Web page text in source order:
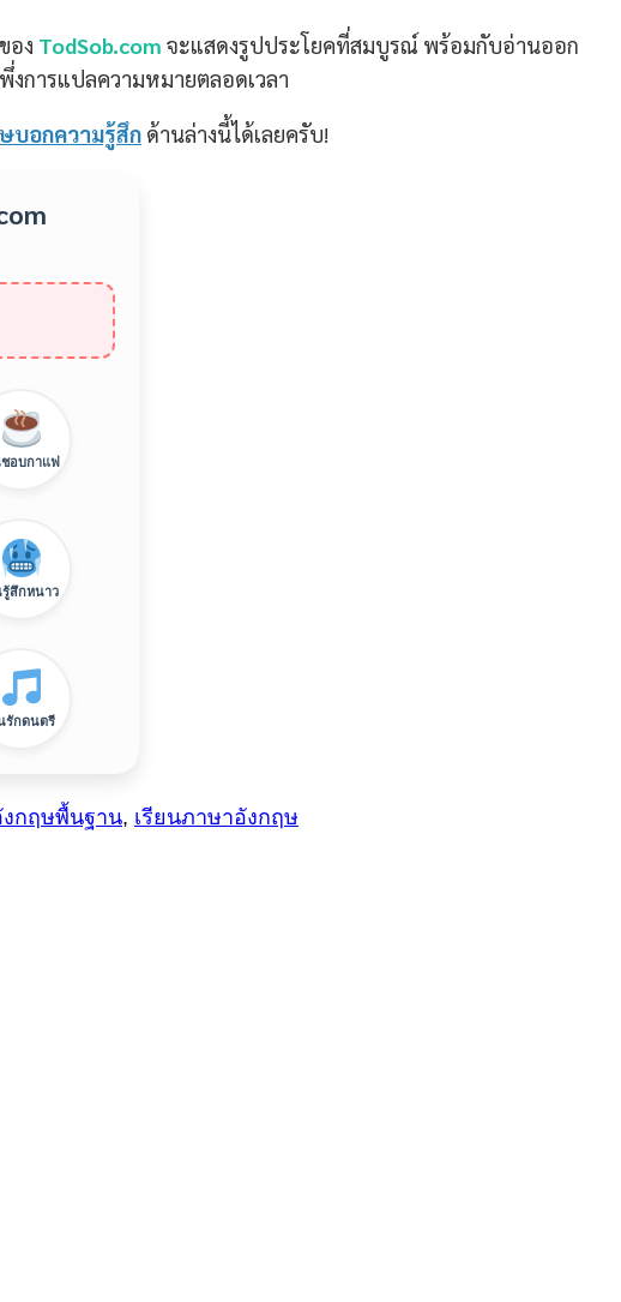
อง TodSob.com จะแสดงรูปประโยคที่สมบูรณ์ พร้อมกับอ่านออก
งการแปลความหมายตลอดเวลา
บอกความรู้สึก ด้านล่างนี้ได้เลยครับ!
อบกาแฟ
สึกหนาว
รักดนตรี
กฤษพื้นฐาน, เรียนภาษาอังกฤษ